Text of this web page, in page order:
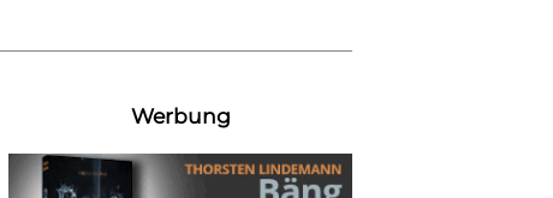
Werbung